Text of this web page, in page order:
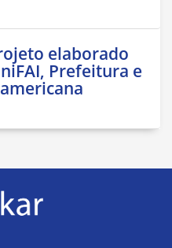
elaborado
Prefeitura e